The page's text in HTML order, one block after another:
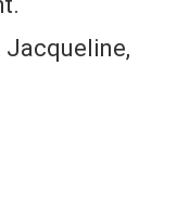
Jacqueline,